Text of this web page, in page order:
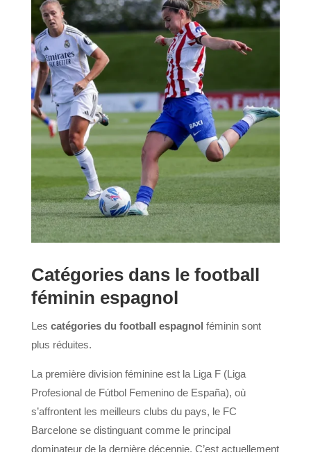
Catégories dans le football
féminin espagnol
Les catégories du football espagnol féminin sont
plus réduites.
La première division féminine est la Liga F (Liga
Profesional de Fútbol Femenino de España), où
s’affrontent les meilleurs clubs du pays, le FC
Barcelone se distinguant comme le principal
dominateur de la dernière décennie. C’est actuellement